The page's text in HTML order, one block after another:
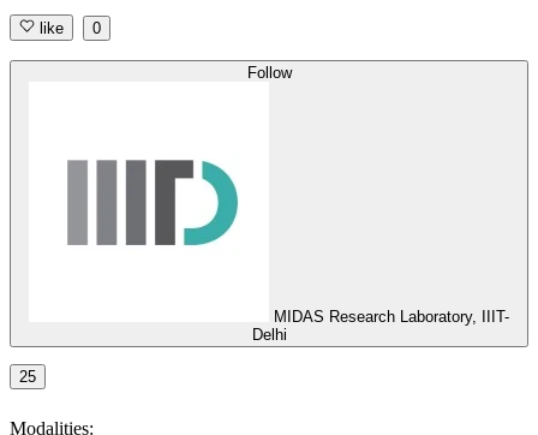
like 0
Follow
MIDAS Research Laboratory, IIIT-
Delhi
25
Modalities: